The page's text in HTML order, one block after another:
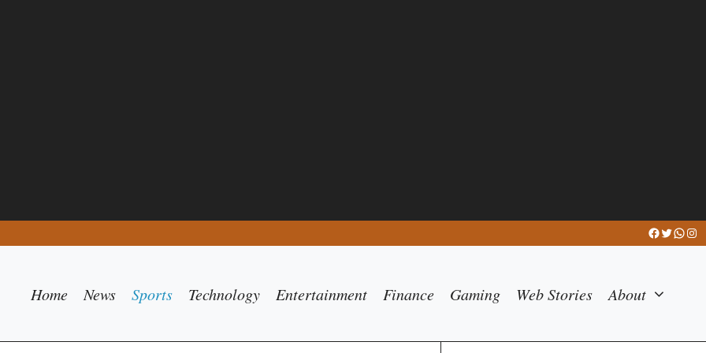
Facebook
Twitter
Home News Sports Technology Entertainment Finance Gaming Web Stories About